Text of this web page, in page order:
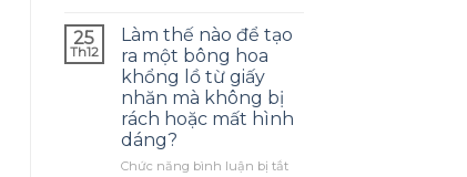
nghe
tránh
đã
dùng
cho
25
Th12
Làm thế nào để tạo
ra một bông hoa
khổng lồ từ giấy
nhăn mà không bị
rách hoặc mất hình
dáng?
Chức năng bình luận bị tắtở